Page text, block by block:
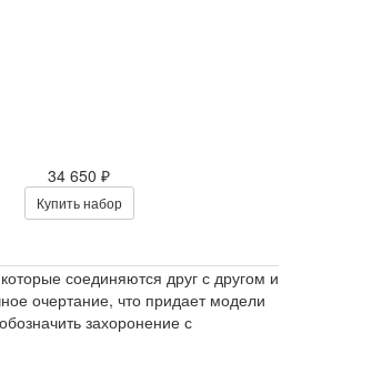
34 650 ₽
Купить набор
соединяются друг с другом и
очертание, что придает модели
захоронение с